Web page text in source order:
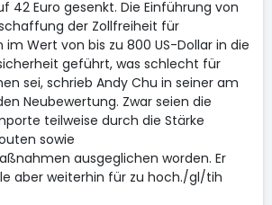
42 Euro gesenkt. Die Einführung von
der Zollfreiheit für
Wert von bis zu 800 US-Dollar in die
geführt, was schlecht für
sei, schrieb Andy Chu in seiner am
Neubewertung. Zwar seien die
teilweise durch die Stärke
sowie
ausgeglichen worden. Er
aber weiterhin für zu hoch./gl/tih